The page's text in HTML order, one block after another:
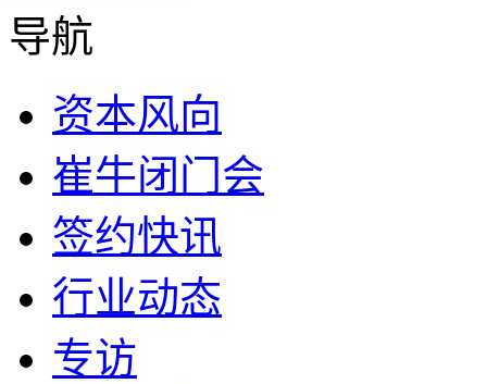
导航
资本风向
崔牛闭门会
签约快讯
行业动态
专访